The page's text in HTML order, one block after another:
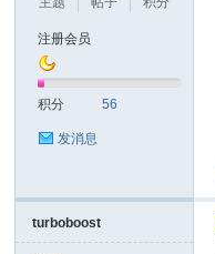
注册会员
积分 56
发消息
turboboost